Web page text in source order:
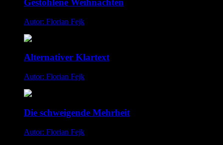
Gestohlene Weihnachten
Autor: Florian Fejk
Alternativer Klartext
Autor: Florian Fejk
Die schweigende Mehrheit
Autor: Florian Fejk